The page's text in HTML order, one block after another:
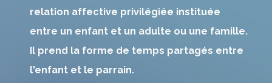
relation affective privilégiée instituée
entre un enfant et un adulte ou une famille.
Il prend la forme de temps partagés entre
l'enfant et le parrain.